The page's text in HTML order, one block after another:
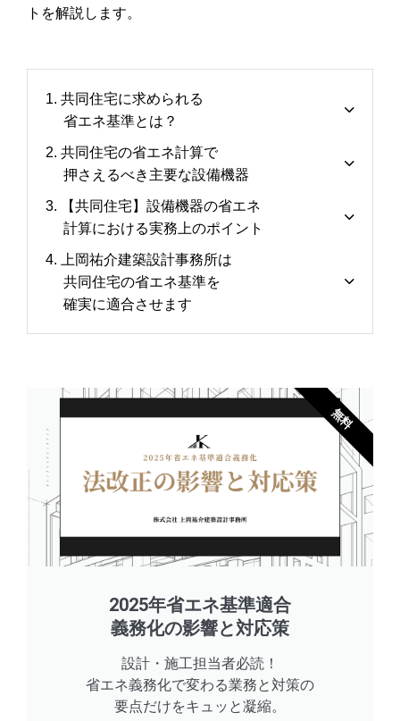
トを解説します。
1. 共同住宅に求められる
省エネ基準とは？
2. 共同住宅の省エネ計算で
押さえるべき主要な設備機器
3. 【共同住宅】設備機器の省エネ
計算における実務上のポイント
4. 上岡祐介建築設計事務所は
共同住宅の省エネ基準を
確実に適合させます
2025年省エネ基準適合
義務化の影響と対応策
設計・施工担当者必読！
省エネ義務化で変わる業務と対策の
要点だけをキュッと凝縮。
無料